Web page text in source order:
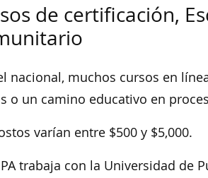
de certificación,
nacional, muchos cursos en
o un camino educativo en
varían entre $500 y $5,000.
trabaja con la Universidad de